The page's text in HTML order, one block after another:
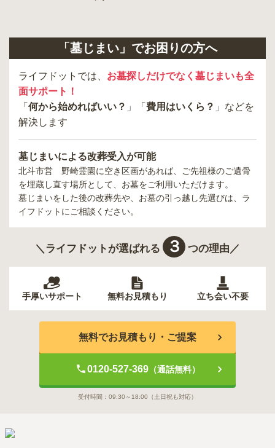
「墓じまい」でお困りの方へ
ライフドットでは、 お墓探しだけでなく墓じまいも全
面サポート！
「 何から始めればいい？ 」「 費用はいくら？ 」などを
解決します
墓じまいによる改葬受入が可能
北斗市営 野崎霊園に空き区画があれば、ご先祖様のご遺骨
を埋蔵し直す場所として、お墓をご利用いただけます。
墓じまいをした後の改葬先や、お墓の引っ越し先選びは、ラ
イフドットにご相談ください。
＼ライフドットが選ばれる ３ つの理由／
手厚いサポート 無料お見積もり 立ち会い不要
無料でお見積もり・ご提案
0120-527-369（通話無料）
受付時間： 09:30～18:00 （土日祝も対応）